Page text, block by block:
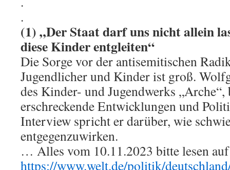
.
(1) „Der Staat darf uns nicht allein
diese Kinder entgleiten“
Die Sorge vor der antisemitischen
Jugendlicher und Kinder ist groß.
des Kinder- und Jugendwerks „Arche“,
erschreckende Entwicklungen und
Interview spricht er darüber, wie
entgegenzuwirken.
… Alles vom 10.11.2023 bitte lesen auf
https://www.welt.de/politik/